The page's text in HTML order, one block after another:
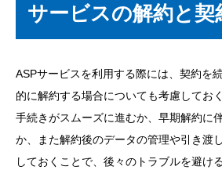
サービスの解約と契
ASPサービスを利用する際には、契約を
的に解約する場合についても考慮してお
手続きがスムーズに進むか、早期解約に
か、また解約後のデータの管理や引き渡
しておくことで、後々のトラブルを避け